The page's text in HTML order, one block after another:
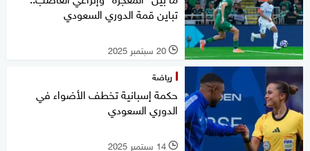
تباين قمة الدوري السعودي
l 20 سبتمبر 2025
رياضة
حكمة إسبانية تخطف الأضواء في
الدوري السعودي
l 14 سبتمبر 2025